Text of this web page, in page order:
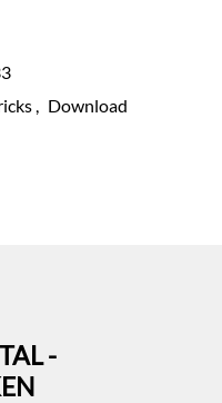
, Download
-